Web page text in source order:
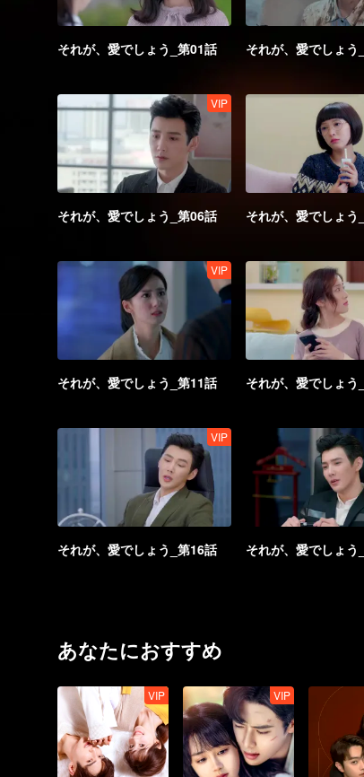
それが、愛でしょう_第01話 それが、愛でしょう
VIP
それが、愛でしょう_第06話 それが、愛でしょう
VIP
それが、愛でしょう_第11話 それが、愛でしょう
VIP
それが、愛でしょう_第16話 それが、愛でしょう
あなたにおすすめ
VIP VIP